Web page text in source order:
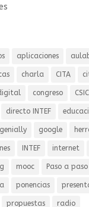
aplicaciones
charla CITA
congreso CSIC
directo INTEF
genially google
INTEF internet
mooc Paso a paso
ponencias
propuestas radio